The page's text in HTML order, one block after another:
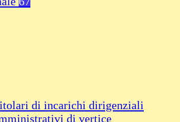
di incarichi dirigenziali
di vertice